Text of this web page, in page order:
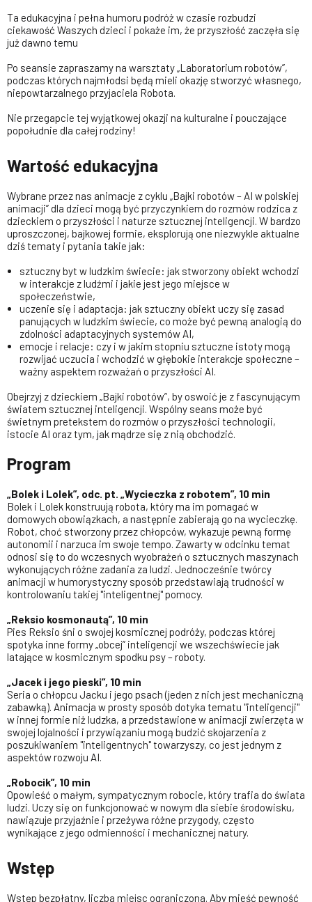
Ta edukacyjna i pełna humoru podróż w czasie rozbudzi
ciekawość Waszych dzieci i pokaże im, że przyszłość zaczęła się
już dawno temu
Po seansie zapraszamy na warsztaty „Laboratorium robotów”,
podczas których najmłodsi będą mieli okazję stworzyć własnego,
niepowtarzalnego przyjaciela Robota.
Nie przegapcie tej wyjątkowej okazji na kulturalne i pouczające
popołudnie dla całej rodziny!
Wartość edukacyjna
Wybrane przez nas animacje z cyklu „Bajki robotów – AI w polskiej
animacji” dla dzieci mogą być przyczynkiem do rozmów rodzica z
dzieckiem o przyszłości i naturze sztucznej inteligencji. W bardzo
uproszczonej, bajkowej formie, eksplorują one niezwykle aktualne
dziś tematy i pytania takie jak:
sztuczny byt w ludzkim świecie: jak stworzony obiekt wchodzi
w interakcje z ludźmi i jakie jest jego miejsce w
społeczeństwie,
uczenie się i adaptacja: jak sztuczny obiekt uczy się zasad
panujących w ludzkim świecie, co może być pewną analogią do
zdolności adaptacyjnych systemów AI,
emocje i relacje: czy i w jakim stopniu sztuczne istoty mogą
rozwijać uczucia i wchodzić w głębokie interakcje społeczne –
ważny aspektem rozważań o przyszłości AI.
Obejrzyj z dzieckiem „Bajki robotów”, by oswoić je z fascynującym
światem sztucznej inteligencji. Wspólny seans może być
świetnym pretekstem do rozmów o przyszłości technologii,
istocie AI oraz tym, jak mądrze się z nią obchodzić.
Program
„Bolek i Lolek”, odc. pt. „Wycieczka z robotem”, 10 min
Bolek i Lolek konstruują robota, który ma im pomagać w
domowych obowiązkach, a następnie zabierają go na wycieczkę.
Robot, choć stworzony przez chłopców, wykazuje pewną formę
autonomii i narzuca im swoje tempo. Zawarty w odcinku temat
odnosi się to do wczesnych wyobrażeń o sztucznych maszynach
wykonujących różne zadania za ludzi. Jednocześnie twórcy
animacji w humorystyczny sposób przedstawiają trudności w
kontrolowaniu takiej "inteligentnej" pomocy.
„Reksio kosmonautą”, 10 min
Pies Reksio śni o swojej kosmicznej podróży, podczas której
spotyka inne formy „obcej” inteligencji we wszechświecie jak
latające w kosmicznym spodku psy – roboty.
„Jacek i jego pieski”, 10 min
Seria o chłopcu Jacku i jego psach (jeden z nich jest mechaniczną
zabawką). Animacja w prosty sposób dotyka tematu "inteligencji"
w innej formie niż ludzka, a przedstawione w animacji zwierzęta w
swojej lojalności i przywiązaniu mogą budzić skojarzenia z
poszukiwaniem "inteligentnych" towarzyszy, co jest jednym z
aspektów rozwoju AI.
„Robocik”, 10 min
Opowieść o małym, sympatycznym robocie, który trafia do świata
ludzi. Uczy się on funkcjonować w nowym dla siebie środowisku,
nawiązuje przyjaźnie i przeżywa różne przygody, często
wynikające z jego odmienności i mechanicznej natury.
Wstęp
Wstęp bezpłatny, liczba miejsc ograniczona. Aby mieść pewność